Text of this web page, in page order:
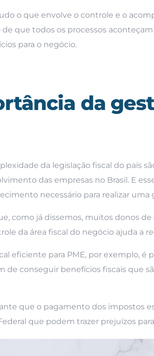
o que envolve o controle e o
que todos os processos
para o negócio.
da
da legislação fiscal do país
das empresas no Brasil. E
necessário para realizar uma
como já dissemos, muitos donos
da área fiscal do negócio ajuda a
eficiente para PME, por exemplo, é
de conseguir benefícios fiscais que
que o pagamento dos impostos
que podem trazer prejuízos